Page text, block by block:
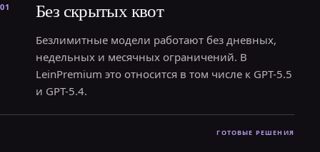
01 Без скрытых квот
Безлимитные модели работают без дневных,
недельных и месячных ограничений. В
LeinPremium это относится в том числе к GPT-5.5
и GPT-5.4.